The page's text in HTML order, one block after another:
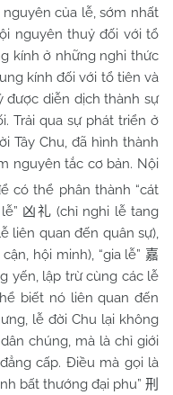
của lễ, sớm nhất
nguyên thuỷ đối với tổ
kính ở những nghi thức
kính đối với tổ tiên và
được diễn dịch thành sự
Trải qua sự phát triển ở
Tây Chu, đã hình thành
nguyên tắc cơ bản. Nội
có thể phân thành “cát
凶礼 (chỉ nghi lễ tang
liên quan đến quân sự),
hội minh), “gia lễ” 嘉
yến, lập trừ cùng các lễ
biết nó liên quan đến
lễ đời Chu lại không
chúng, mà là chỉ giới
cấp. Điều mà gọi là
bất thướng đại phu” 刑